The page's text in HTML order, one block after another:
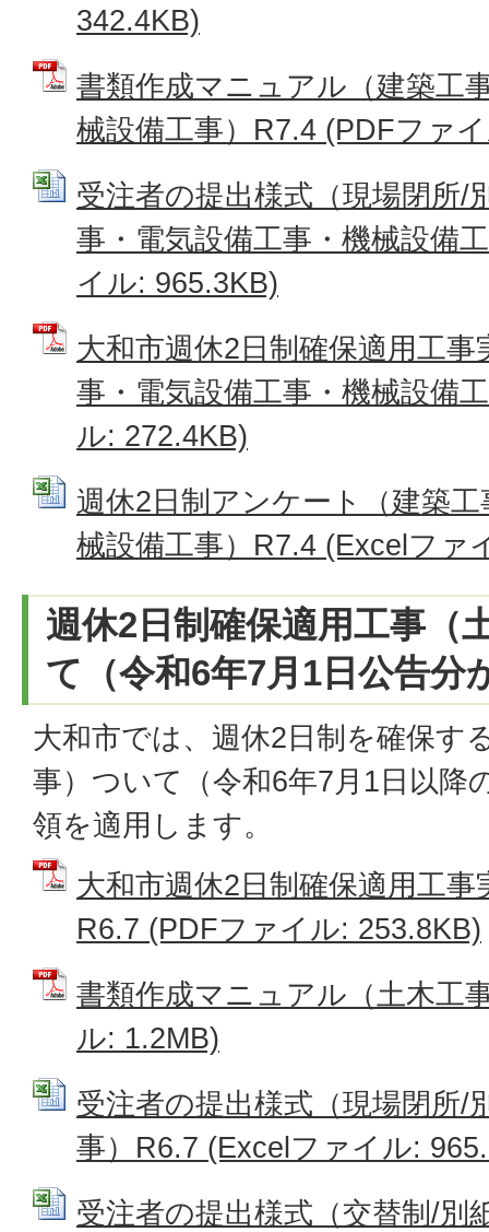
342.4KB)
書類作成マニュアル（建築工
械設備工事）R7.4 (PDFファ
受注者の提出様式（現場閉所/
事・電気設備工事・機械設備
イル: 965.3KB)
大和市週休2日制確保適用工
事・電気設備工事・機械設備
ル: 272.4KB)
週休2日制アンケート（建築
械設備工事）R7.4 (Excelファ
週休2日制確保適用工事（
て（令和6年7月1日公告分
大和市では、週休2日制を確保す
事）ついて（令和6年7月1日以降
領を適用します。
大和市週休2日制確保適用工
R6.7 (PDFファイル: 253.8KB)
書類作成マニュアル（土木工
ル: 1.2MB)
受注者の提出様式（現場閉所/
事）R6.7 (Excelファイル:
受注者の提出様式（交替制/別